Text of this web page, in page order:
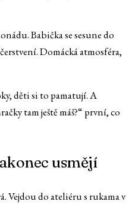
Babička se sesune do
Domácká atmosféra,
děti si to pamatují. A
tam ještě máš?“ první, co
usmějí
Vejdou do ateliéru s rukama v